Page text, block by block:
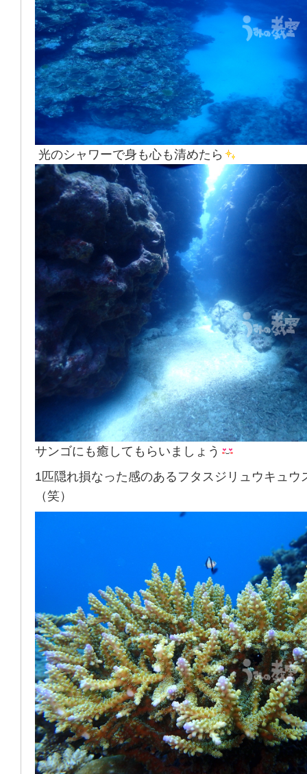
光のシャワーで身も心も清めたら
サンゴにも癒してもらいましょう
1匹隠れ損なった感のあるフタスジリュウキュウ
（笑）